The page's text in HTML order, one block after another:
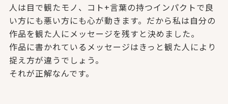
人は目で観たモノ、コト+言葉の持つインパクトで良
い方にも悪い方にも心が動きます。だから私は自分の
作品を観た人にメッセージを残すと決めました。
作品に書かれているメッセージはきっと観た人により
捉え方が違うでしょう。
それが正解なんです。